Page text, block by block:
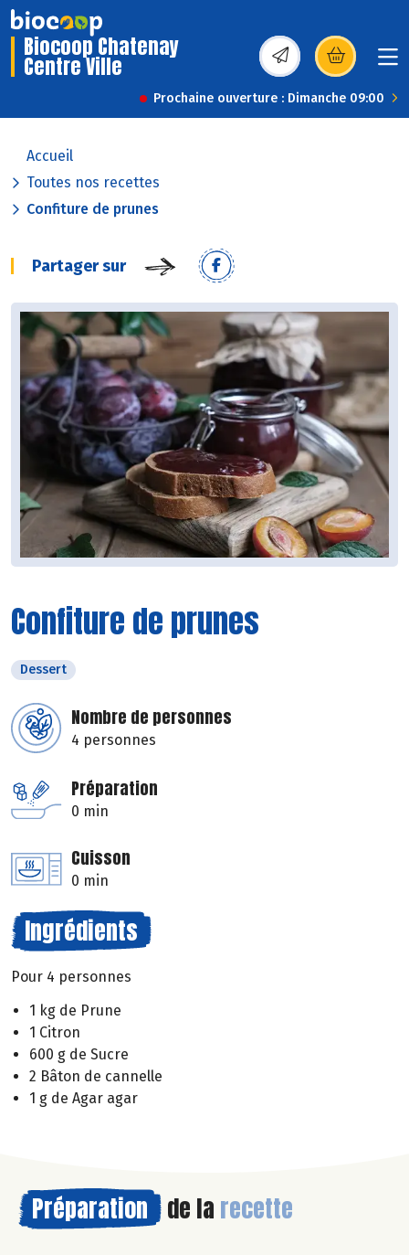
Biocoop Chatenay
Centre Ville (s’ouvre dans une
Prochaine ouverture : Dimanche 09:00
Accueil
Toutes nos recettes
Confiture de prunes
Partager sur
Confiture de prunes
Dessert
Nombre de personnes
4 personnes
Préparation
0 min
Cuisson
0 min
Ingrédients
Pour 4 personnes
1 kg de Prune
1 Citron
600 g de Sucre
2 Bâton de cannelle
1 g de Agar agar
Préparation de la recette